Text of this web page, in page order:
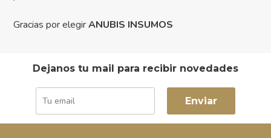
Gracias por elegirANUBIS INSUMOS
Dejanos tu mail para recibir novedades
Enviar